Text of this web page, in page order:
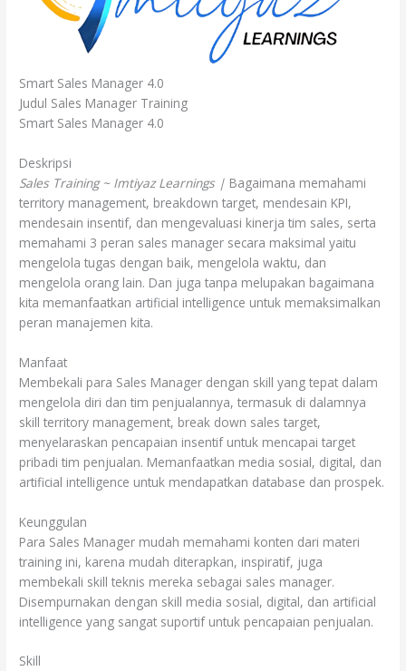
Smart Sales Manager 4.0
Judul Sales Manager Training
Smart Sales Manager 4.0
Deskripsi
Sales Training ~ Imtiyaz Learnings | Bagaimana memahami
territory management, breakdown target, mendesain KPI,
mendesain insentif, dan mengevaluasi kinerja tim sales, serta
memahami 3 peran sales manager secara maksimal yaitu
mengelola tugas dengan baik, mengelola waktu, dan
mengelola orang lain. Dan juga tanpa melupakan bagaimana
kita memanfaatkan artificial intelligence untuk memaksimalkan
peran manajemen kita.
Manfaat
Membekali para Sales Manager dengan skill yang tepat dalam
mengelola diri dan tim penjualannya, termasuk di dalamnya
skill territory management, break down sales target,
menyelaraskan pencapaian insentif untuk mencapai target
pribadi tim penjualan. Memanfaatkan media sosial, digital, dan
artificial intelligence untuk mendapatkan database dan prospek.
Keunggulan
Para Sales Manager mudah memahami konten dari materi
training ini, karena mudah diterapkan, inspiratif, juga
membekali skill teknis mereka sebagai sales manager.
Disempurnakan dengan skill media sosial, digital, dan artificial
intelligence yang sangat suportif untuk pencapaian penjualan.
Skill